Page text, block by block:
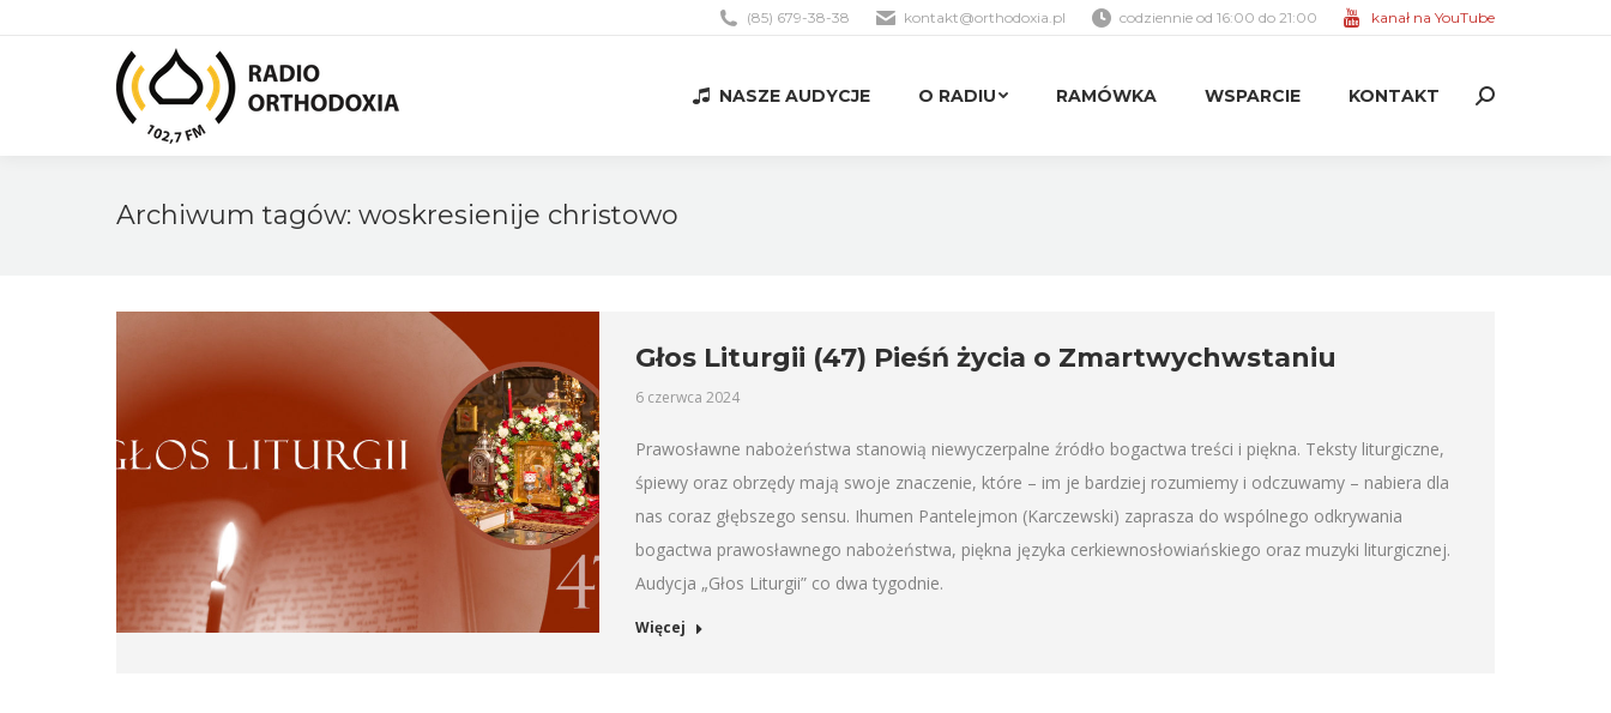
(85) 679-38-38 kontakt@orthodoxia.pl codziennie od 16:00 do 21:00 kanał na YouTube
NASZE AUDYCJE O RADIU RAMÓWKA WSPARCIE KONTAKT Search:
Archiwum tagów: woskresienije christowo
Głos Liturgii (47) Pieśń życia o Zmartwychwstaniu
6 czerwca 2024
Prawosławne nabożeństwa stanowią niewyczerpalne źródło bogactwa treści i piękna. Teksty liturgiczne,
śpiewy oraz obrzędy mają swoje znaczenie, które – im je bardziej rozumiemy i odczuwamy – nabiera dla
nas coraz głębszego sensu. Ihumen Pantelejmon (Karczewski) zaprasza do wspólnego odkrywania
bogactwa prawosławnego nabożeństwa, piękna języka cerkiewnosłowiańskiego oraz muzyki liturgicznej.
Audycja „Głos Liturgii” co dwa tygodnie.
Więcej